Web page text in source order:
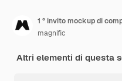
1 ° invito mockup di
magnific
Altri elementi di questa